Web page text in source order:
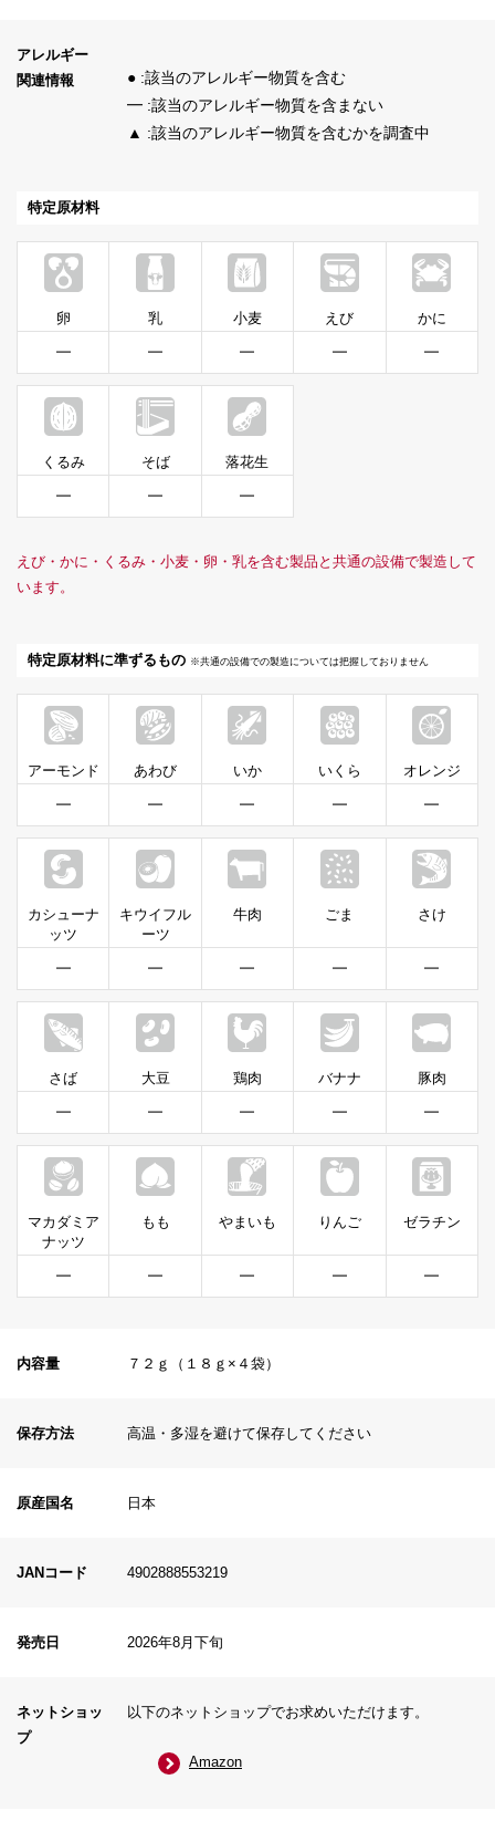
アレルギー
関連情報
● :該当のアレルギー物質を含む
━ :該当のアレルギー物質を含まない
▲ :該当のアレルギー物質を含むかを調査中
特定原材料
卵
━
乳
━
小麦
━
えび
━
かに
━
くるみ
━
そば
━
落花生
━
えび・かに・くるみ・小麦・卵・乳を含む製品と共通の設備で製造して
います。
特定原材料に準ずるもの ※共通の設備での製造については把握しておりません
アーモンド
━
あわび
━
いか
━
いくら
━
オレンジ
━
カシューナ
ッツ
━
キウイフル
ーツ
━
牛肉
━
ごま
━
さけ
━
さば
━
大豆
━
鶏肉
━
バナナ
━
豚肉
━
マカダミア
ナッツ
━
もも
━
やまいも
━
りんご
━
ゼラチン
━
内容量 ７２ｇ（１８ｇ×４袋）
保存方法 高温・多湿を避けて保存してください
原産国名 日本
JANコード 4902888553219
発売日 2026年8月下旬
ネットショッ
プ
以下のネットショップでお求めいただけます。
Amazon